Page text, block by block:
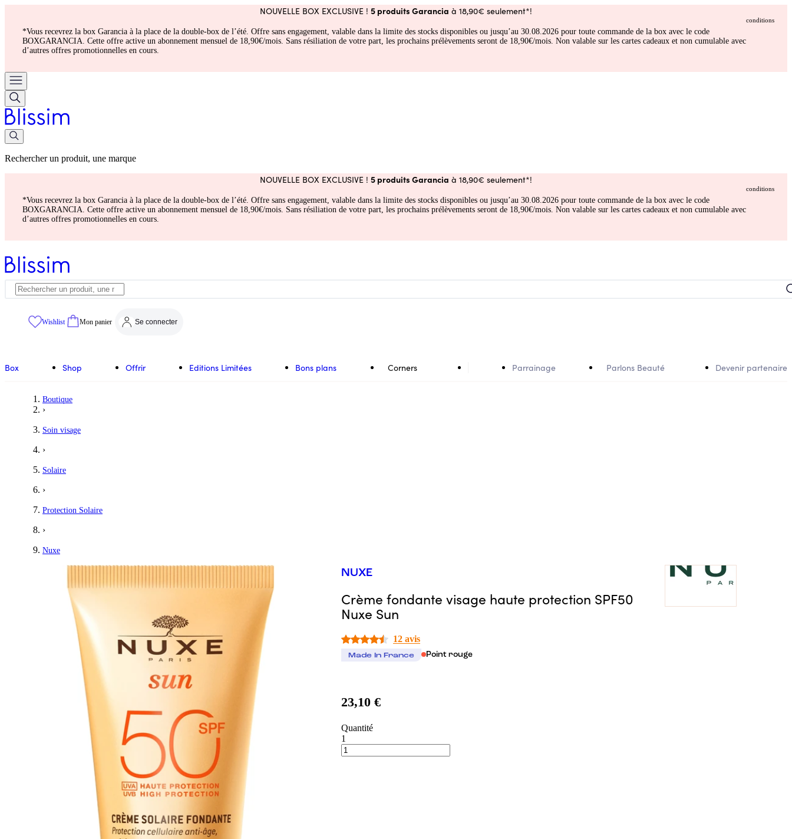
NOUVELLE BOX EXCLUSIVE ! 5 produits Garancia à 18,90€ seulement*!
conditions
*Vous recevrez la box Garancia à la place de la double-box de l’été. Offre sans engagement, valable dans la limite des stocks disponibles ou jusqu’au 30.08.2026 pour toute commande de la box avec le code
BOXGARANCIA. Cette offre active un abonnement mensuel de 18,90€/mois. Sans résiliation de votre part, les prochains prélèvements seront de 18,90€/mois. Non valable sur les cartes cadeaux et non cumulable avec
d’autres offres promotionnelles en cours.
Rechercher un produit, une marque
NOUVELLE BOX EXCLUSIVE ! 5 produits Garancia à 18,90€ seulement*!
conditions
*Vous recevrez la box Garancia à la place de la double-box de l’été. Offre sans engagement, valable dans la limite des stocks disponibles ou jusqu’au 30.08.2026 pour toute commande de la box avec le code
BOXGARANCIA. Cette offre active un abonnement mensuel de 18,90€/mois. Sans résiliation de votre part, les prochains prélèvements seront de 18,90€/mois. Non valable sur les cartes cadeaux et non cumulable avec
d’autres offres promotionnelles en cours.
Wishlist Mon panier Se connecter
Box Shop Offrir Editions Limitées Bons plans Corners Parrainage Parlons Beauté Devenir partenaire
Boutique
›
Soin visage
›
Solaire
›
Protection Solaire
›
Nuxe
NUXE
Crème fondante visage haute protection SPF50
Nuxe Sun
12 avis
Made In France Point rouge
23,10 €
Quantité
1